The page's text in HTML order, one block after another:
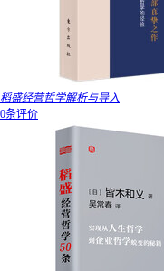
稻盛经营哲学解析与导入
0条评价